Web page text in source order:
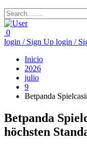
0
login / Sign Up login /
Inicio
2026
julio
9
Betpanda
Betpanda
höchsten